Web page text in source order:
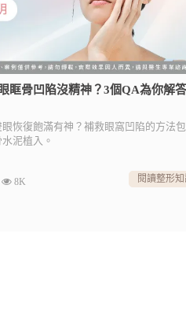
眶骨凹陷沒精神？3個QA為你解答
恢復飽滿有神？補救眼窩凹陷的方法
泥植入。
8K 閱讀整形